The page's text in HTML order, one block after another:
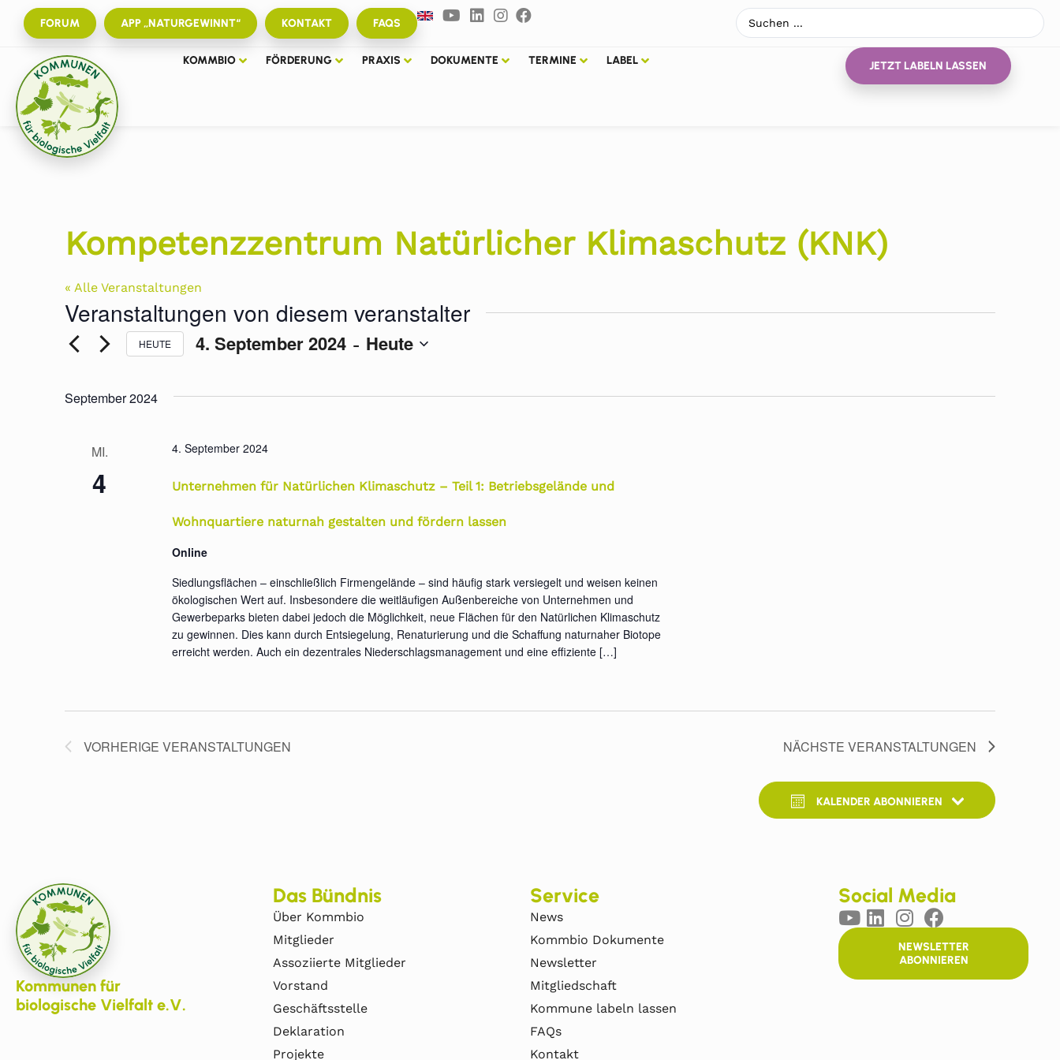
FORUM APP „NATURGEWINNT“ KONTAKT FAQS
KOMMBIO FÖRDERUNG PRAXIS DOKUMENTE TERMINE LABEL JETZT LABELN LASSEN
Kompetenzzentrum Natürlicher Klimaschutz (KNK)
« Alle Veranstaltungen
Veranstaltungen von diesem veranstalter
HEUTE 4. September 2024 - Heute
September 2024
MI.
4
4. September 2024
Unternehmen für Natürlichen Klimaschutz – Teil 1: Betriebsgelände und
Wohnquartiere naturnah gestalten und fördern lassen
Online
Siedlungsflächen – einschließlich Firmengelände – sind häufig stark versiegelt und weisen keinen
ökologischen Wert auf. Insbesondere die weitläufigen Außenbereiche von Unternehmen und
Gewerbeparks bieten dabei jedoch die Möglichkeit, neue Flächen für den Natürlichen Klimaschutz
zu gewinnen. Dies kann durch Entsiegelung, Renaturierung und die Schaffung naturnaher Biotope
erreicht werden. Auch ein dezentrales Niederschlagsmanagement und eine effiziente […]
VORHERIGE VERANSTALTUNGEN NÄCHSTE VERANSTALTUNGEN
KALENDER ABONNIEREN
Kommunen für
biologische Vielfalt e.V.
Das Bündnis
Über Kommbio
Mitglieder
Assoziierte Mitglieder
Vorstand
Geschäftsstelle
Deklaration
Projekte
Service
News
Kommbio Dokumente
Newsletter
Mitgliedschaft
Kommune labeln lassen
FAQs
Kontakt
Social Media
NEWSLETTER
ABONNIEREN